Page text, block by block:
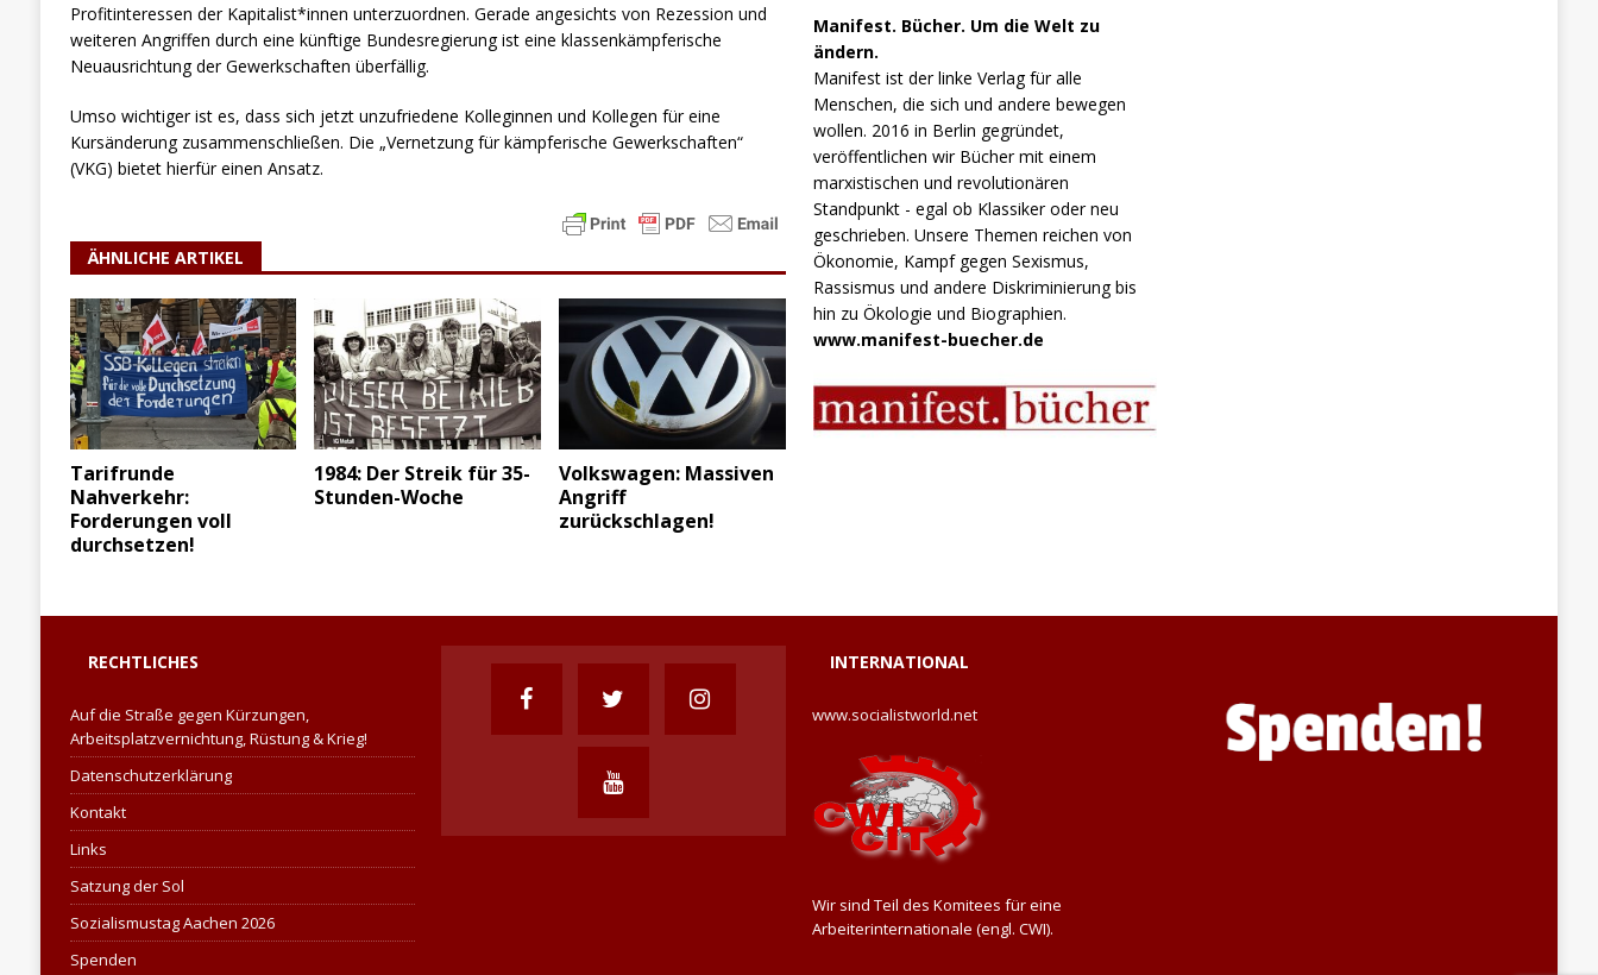
Profitinteressen der Kapitalist*innen unterzuordnen. Gerade angesichts von Rezession und
weiteren Angriffen durch eine künftige Bundesregierung ist eine klassenkämpferische
Neuausrichtung der Gewerkschaften überfällig.
Umso wichtiger ist es, dass sich jetzt unzufriedene Kolleginnen und Kollegen für eine
Kursänderung zusammenschließen. Die „Vernetzung für kämpferische Gewerkschaften“
(VKG) bietet hierfür einen Ansatz.
ÄHNLICHE ARTIKEL
Tarifrunde
Nahverkehr:
Forderungen voll
durchsetzen!
1984: Der Streik für 35-
Stunden-Woche
Volkswagen: Massiven
Angriff
zurückschlagen!
Manifest. Bücher. Um die Welt zu
ändern.
Manifest ist der linke Verlag für alle
Menschen, die sich und andere bewegen
wollen. 2016 in Berlin gegründet,
veröffentlichen wir Bücher mit einem
marxistischen und revolutionären
Standpunkt - egal ob Klassiker oder neu
geschrieben. Unsere Themen reichen von
Ökonomie, Kampf gegen Sexismus,
Rassismus und andere Diskriminierung bis
hin zu Ökologie und Biographien.
www.manifest-buecher.de
RECHTLICHES
Auf die Straße gegen Kürzungen,
Arbeitsplatzvernichtung, Rüstung & Krieg!
Datenschutzerklärung
Kontakt
Links
Satzung der Sol
Sozialismustag Aachen 2026
Spenden
INTERNATIONAL
www.socialistworld.net
Wir sind Teil des Komitees für eine
Arbeiterinternationale (engl. CWI).